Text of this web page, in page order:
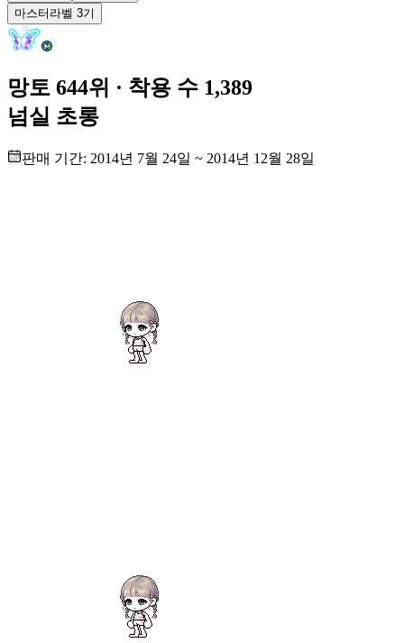
마스터 라벨 3기
망토 644위 · 착용 수 1,389
넘실 초롱
판매 기간: 2014년 7월 24일 ~ 2014년 12월 28일